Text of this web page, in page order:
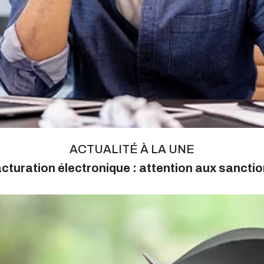
ACTUALITÉ À LA UNE
électronique : attention aux